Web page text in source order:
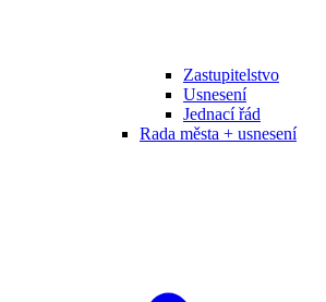
Zastupitelstvo
Usnesení
Jednací řád
Rada města + usnesení